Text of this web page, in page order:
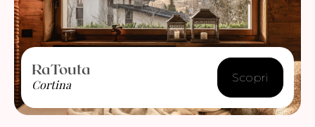
RaTouta
Cortina Scopri